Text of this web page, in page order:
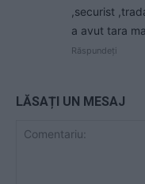
,securist
a avut tara
Răspundeți
LĂSAȚI UN MESAJ